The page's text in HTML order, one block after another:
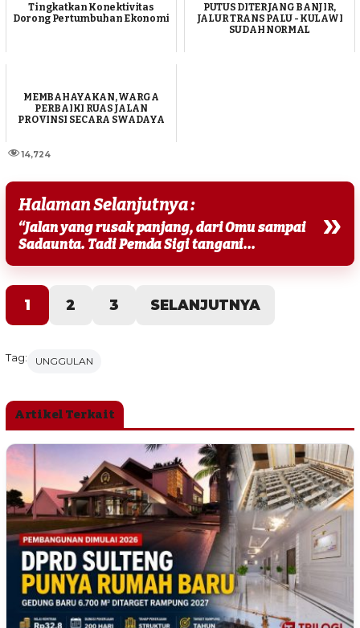
Tingkatkan Konektivitas
Dorong Pertumbuhan Ekonomi
PUTUS DITERJANG BANJIR,
JALUR TRANS PALU - KULAWI
SUDAH NORMAL
MEMBAHAYAKAN, WARGA
PERBAIKI RUAS JALAN
PROVINSI SECARA SWADAYA
14,724
Halaman Selanjutnya :
“Jalan yang rusak panjang, dari Omu sampai
Sadaunta. Tadi Pemda Sigi tangani...
»
1 2 3 SELANJUTNYA
Tag: UNGGULAN
Artikel Terkait